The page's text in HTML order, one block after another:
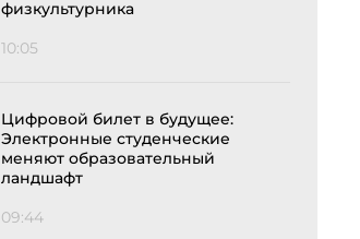
физкультурника
10:05
Цифровой билет в будущее:
Электронные студенческие
меняют образовательный
ландшафт
09:44